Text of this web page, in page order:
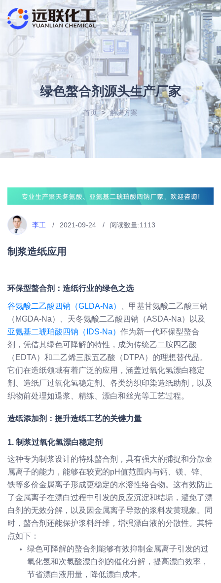
绿色螯合剂源头生产厂家
首页 > 解决方案
李工 2021-09-24 阅读数量:1113
制浆造纸应用
环保型螯合剂：造纸行业的绿色之选
谷氨酸二乙酸四钠（GLDA-Na）
、甲基甘氨酸二乙酸三钠
（MGDA-Na）、天冬氨酸二乙酸四钠（ASDA-Na）以及
亚氨基二琥珀酸四钠（IDS-Na） 作为新一代环保型螯合
剂，凭借其绿色可降解的特性，成为传统乙二胺四乙酸
（EDTA）和二乙烯三胺五乙酸（DTPA）的理想替代品。
它们在造纸领域有着广泛的应用，涵盖过氧化氢漂白稳定
剂、造纸厂过氧化氢稳定剂、各类纺织印染造纸助剂，以及
织物前处理如退浆、精练、漂白和丝光等工艺过程。
造纸添加剂：提升造纸工艺的关键力量
1. 制浆过氧化氢漂白稳定剂
这种专为制浆设计的特殊螯合剂，具有强大的捕捉和分散金
属离子的能力，能够在较宽的pH值范围内与钙、镁、锌、
铁等多价金属离子形成更稳定的水溶性络合物。这有效防止
了金属离子在漂白过程中引发的反应沉淀和结垢，避免了漂
白剂的无效分解，以及因金属离子导致的浆料发黄现象。同
时，螯合剂还能保护浆料纤维，增强漂白液的分散性。其特
点如下：
绿色可降解的螯合剂能够有效抑制金属离子引发的过
氧化氢和次氯酸漂白剂的催化分解，提高漂白效率，
节省漂白液用量，降低漂白成本。